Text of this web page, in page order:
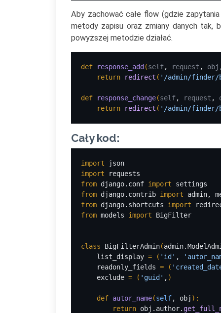
Aby zachować całe flow (gdzie
metody zapisu oraz zmiany danych tak,
powyższej metodzie działać.
def response_add (self, request , obj
    return
redirect ( '/admin/
def response_change(self, request ,
    return
redirect ( '/admin/
Cały kod:
import
json
import
requests
from django.conf import settings
from django.contrib import admin,
from django.shortcuts import
from models import BigFilter
class BigFilterAdmin(
list_display = ( 'id' ,
readonly_fields = (
exclude = ( 'guid' , )
def autor_name(self, obj ) :
        return
obj.author.